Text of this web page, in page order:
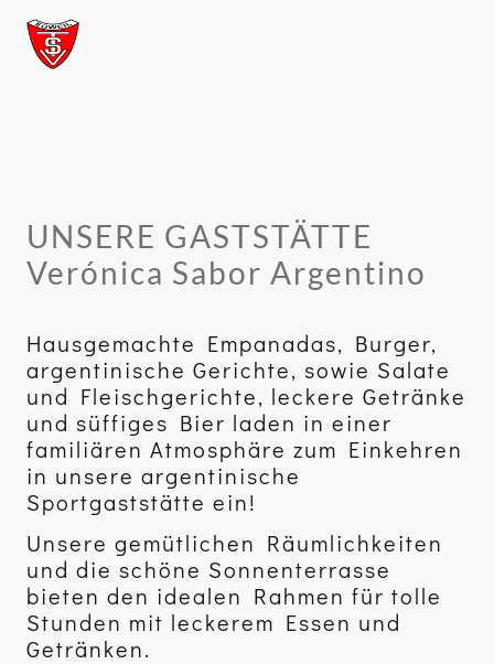
UNSERE GASTSTÄTTE
Verónica Sabor Argentino
Hausgemachte Empanadas, Burger,
argentinische Gerichte, sowie Salate
und Fleischgerichte, leckere Getränke
und süffiges Bier laden in einer
familiären Atmosphäre zum Einkehren
in unsere argentinische
Sportgaststätte ein!
Unsere gemütlichen Räumlichkeiten
und die schöne Sonnenterrasse
bieten den idealen Rahmen für tolle
Stunden mit leckerem Essen und
Getränken.